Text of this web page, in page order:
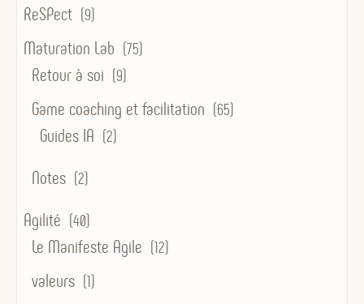
ReSPect (9)
Maturation Lab (75)
Retour à soi (9)
Game coaching et facilitation (65)
Guides IA (2)
Notes (2)
Agilité (40)
Le Manifeste Agile (12)
valeurs (1)